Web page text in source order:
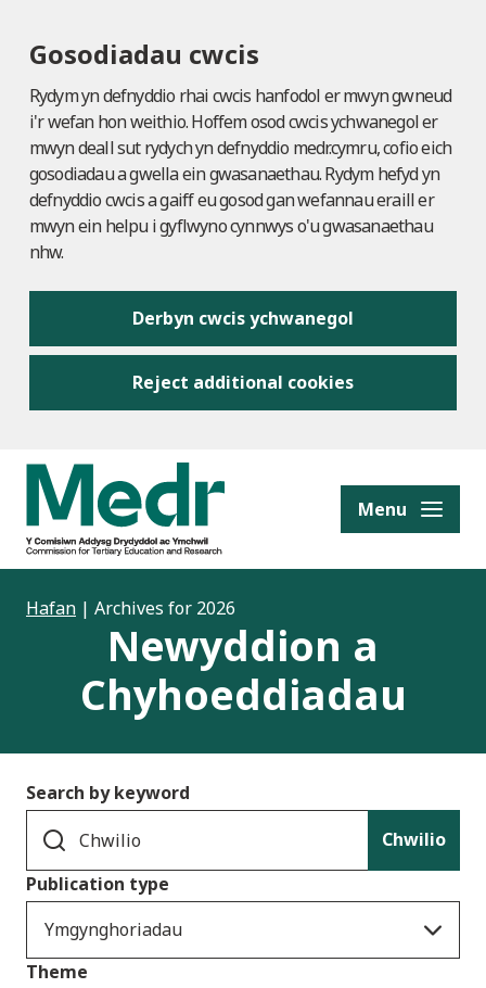
Gosodiadau cwcis
Rydym yn defnyddio rhai cwcis hanfodol er mwyn gwneud
i'r wefan hon weithio. Hoffem osod cwcis ychwanegol er
mwyn deall sut rydych yn defnyddio medr.cymru, cofio eich
gosodiadau a gwella ein gwasanaethau. Rydym hefyd yn
defnyddio cwcis a gaiff eu gosod gan wefannau eraill er
mwyn ein helpu i gyflwyno cynnwys o'u gwasanaethau
nhw.
Derbyn cwcis ychwanegol
Reject additional cookies
content Menu
Hafan | Archives for 2026
Newyddion a
Chyhoeddiadau
Search by keyword
Chwilio
Publication type
Ymgynghoriadau
Theme